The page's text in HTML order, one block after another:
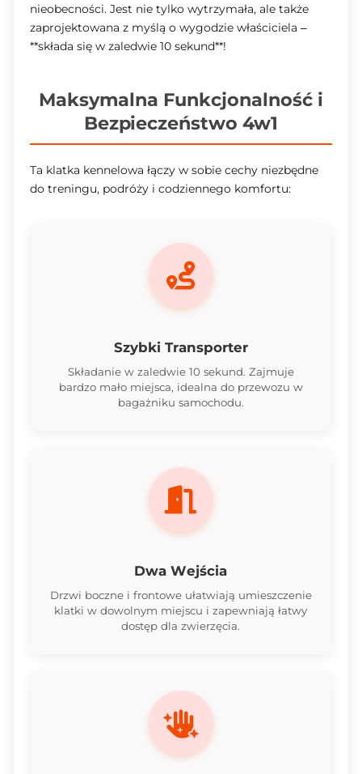
nieobecności. Jest nie tylko wytrzymała, ale także
zaprojektowana z myślą o wygodzie właściciela –
**składa się w zaledwie 10 sekund**!
Maksymalna Funkcjonalność i
Bezpieczeństwo 4w1
Ta klatka kennelowa łączy w sobie cechy niezbędne
do treningu, podróży i codziennego komfortu:
Szybki Transporter
Składanie w zaledwie 10 sekund. Zajmuje
bardzo mało miejsca, idealna do przewozu w
bagażniku samochodu.
Dwa Wejścia
Drzwi boczne i frontowe ułatwiają umieszczenie
klatki w dowolnym miejscu i zapewniają łatwy
dostęp dla zwierzęcia.